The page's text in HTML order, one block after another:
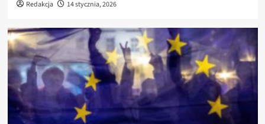
Redakcja 14 stycznia, 2026